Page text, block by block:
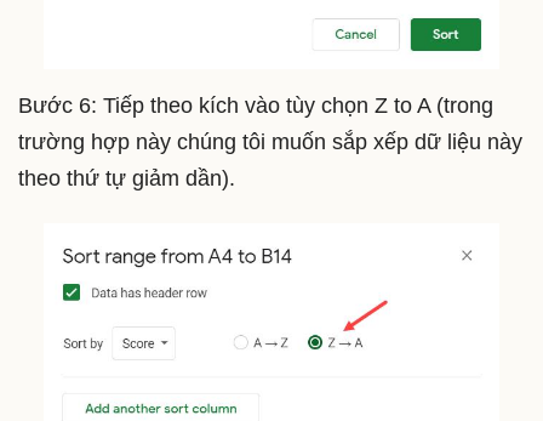
Bước 6: Tiếp theo kích vào tùy chọn Z to A (trong
trường hợp này chúng tôi muốn sắp xếp dữ liệu này
theo thứ tự giảm dần).